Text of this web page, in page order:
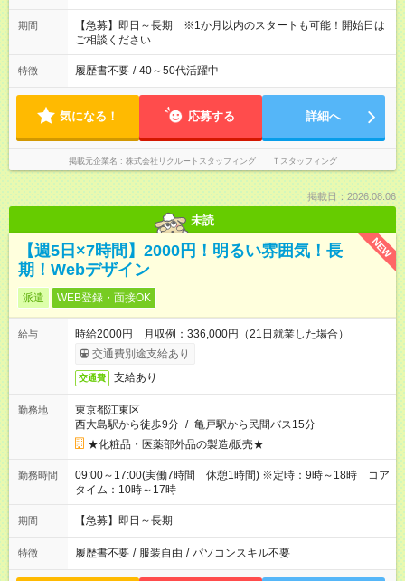
期間
【急募】即日～長期 ※1か月以内のスタートも可能！開始日は
ご相談ください
特徴 履歴書不要 / 40～50代活躍中
気になる！ 応募する 詳細へ
掲載元企業名 株式会社リクルートスタッフィング ＩＴスタッフィング
掲載日：2026.08.06
未読
NEW
【週5日×7時間】2000円！明るい雰囲気！長
期！Webデザイン
派遣 WEB登録・面接OK
給与
時給2000円 月収例：336,000円（21日就業した場合）
交通費別途支給あり
交通費 支給あり
勤務地
東京都江東区
西大島駅から徒歩9分 / 亀戸駅から民間バス15分
★化粧品・医薬部外品の製造/販売★
勤務時間
09:00～17:00(実働7時間 休憩1時間) ※定時：9時～18時 コア
タイム：10時～17時
期間 【急募】即日～長期
特徴 履歴書不要 / 服装自由 / パソコンスキル不要